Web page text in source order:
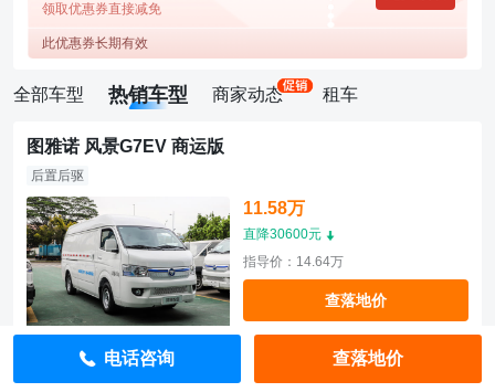
领取优惠券直接减免
此优惠券长期有效
全部车型 热销车型 商家动态 租车
图雅诺 风景G7EV 商运版
后置后驱
11.58万
直降30600元
指导价：14.64万
查落地价
图雅诺 风景G7EV 商运版
电话咨询 查落地价